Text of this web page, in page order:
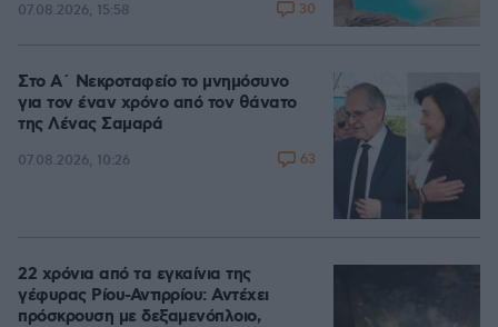
07.08.2026, 15:58 30
Στο Α΄ Νεκροταφείο το μνημόσυνο
για τον έναν χρόνο από τον θάνατο
της Λένας Σαμαρά
07.08.2026, 10:26 63
22 χρόνια από τα εγκαίνια της
γέφυρας Ρίου-Αντιρρίου: Αντέχει
πρόσκρουση με δεξαμενόπλοιο,